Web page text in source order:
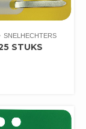
SNELHECHTERS
STUKS